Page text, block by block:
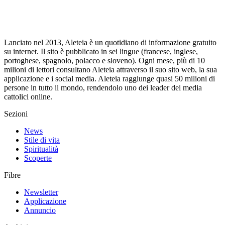
Lanciato nel 2013, Aleteia è un quotidiano di informazione gratuito
su internet. Il sito è pubblicato in sei lingue (francese, inglese,
portoghese, spagnolo, polacco e sloveno). Ogni mese, più di 10
milioni di lettori consultano Aleteia attraverso il suo sito web, la sua
applicazione e i social media. Aleteia raggiunge quasi 50 milioni di
persone in tutto il mondo, rendendolo uno dei leader dei media
cattolici online.
Sezioni
News
Stile di vita
Spiritualità
Scoperte
Fibre
Newsletter
Applicazione
Annuncio